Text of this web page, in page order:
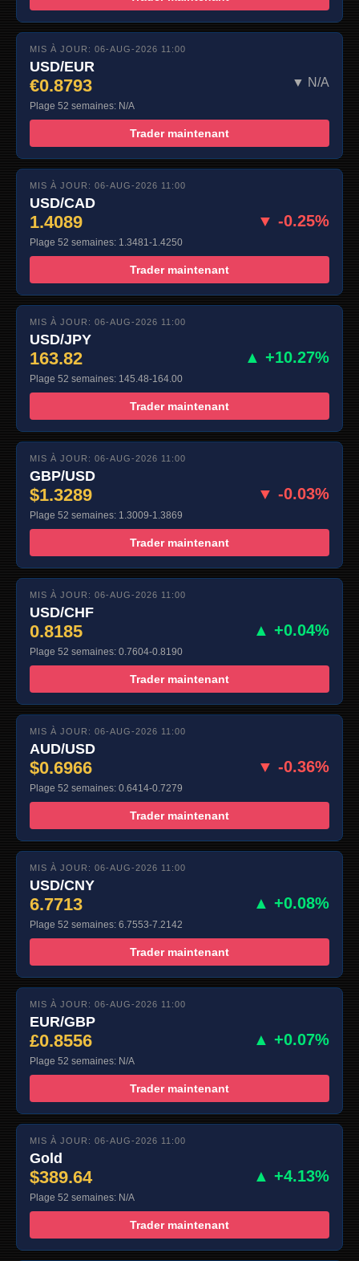
MIS À JOUR: 06-AUG-2026 11:00
USD/EUR
€0.8793 ▼ N/A
Plage 52 semaines: N/A
Trader maintenant
MIS À JOUR: 06-AUG-2026 11:00
USD/CAD
1.4089 ▼ -0.25%
Plage 52 semaines: 1.3481-1.4250
Trader maintenant
MIS À JOUR: 06-AUG-2026 11:00
USD/JPY
163.82 ▲ +10.27%
Plage 52 semaines: 145.48-164.00
Trader maintenant
MIS À JOUR: 06-AUG-2026 11:00
GBP/USD
$1.3289 ▼ -0.03%
Plage 52 semaines: 1.3009-1.3869
Trader maintenant
MIS À JOUR: 06-AUG-2026 11:00
USD/CHF
0.8185 ▲ +0.04%
Plage 52 semaines: 0.7604-0.8190
Trader maintenant
MIS À JOUR: 06-AUG-2026 11:00
AUD/USD
$0.6966 ▼ -0.36%
Plage 52 semaines: 0.6414-0.7279
Trader maintenant
MIS À JOUR: 06-AUG-2026 11:00
USD/CNY
6.7713 ▲ +0.08%
Plage 52 semaines: 6.7553-7.2142
Trader maintenant
MIS À JOUR: 06-AUG-2026 11:00
EUR/GBP
£0.8556 ▲ +0.07%
Plage 52 semaines: N/A
Trader maintenant
MIS À JOUR: 06-AUG-2026 11:00
Gold
$389.64 ▲ +4.13%
Plage 52 semaines: N/A
Trader maintenant